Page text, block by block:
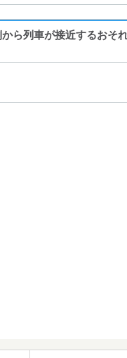
ら列車が接近するおそ